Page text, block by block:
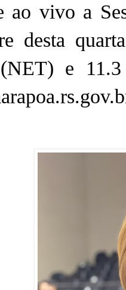
ao vivo a
desta
e